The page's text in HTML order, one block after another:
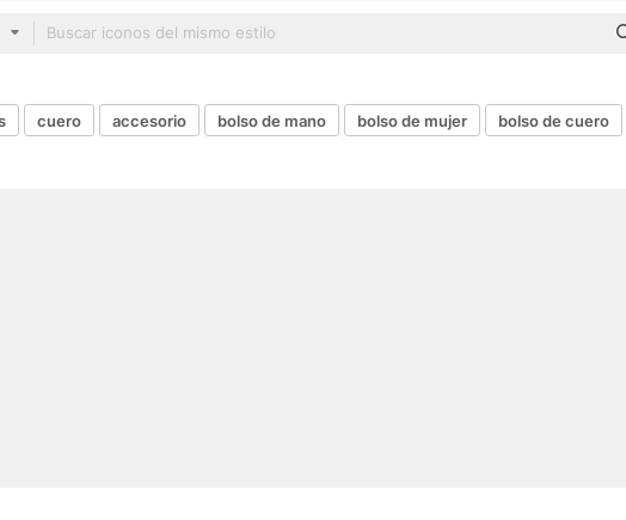
cuero accesorio bolso de mano bolso de mujer bolso de cuero